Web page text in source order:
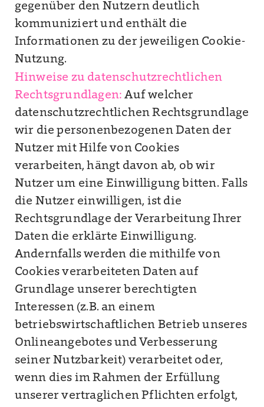
gegenüber den Nutzern deutlich
kommuniziert und enthält die
Informationen zu der jeweiligen Cookie-
Nutzung.
Hinweise zu datenschutzrechtlichen
Rechtsgrundlagen:Auf welcher
datenschutzrechtlichen Rechtsgrundlage
wir die personenbezogenen Daten der
Nutzer mit Hilfe von Cookies
verarbeiten, hängt davon ab, ob wir
Nutzer um eine Einwilligung bitten. Falls
die Nutzer einwilligen, ist die
Rechtsgrundlage der Verarbeitung Ihrer
Daten die erklärte Einwilligung.
Andernfalls werden die mithilfe von
Cookies verarbeiteten Daten auf
Grundlage unserer berechtigten
Interessen (z.B. an einem
betriebswirtschaftlichen Betrieb unseres
Onlineangebotes und Verbesserung
seiner Nutzbarkeit) verarbeitet oder,
wenn dies im Rahmen der Erfüllung
unserer vertraglichen Pflichten erfolgt,